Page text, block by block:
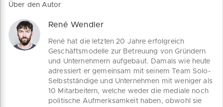
Über den Autor
René Wendler
René hat die letzten 20 Jahre erfolgreich
Geschäftsmodelle zur Betreuung von Gründern
und Unternehmern aufgebaut. Damals wie heute
adressiert er gemeinsam mit seinem Team Solo-
Selbstständige und Unternehmen mit weniger als
10 Mitarbeitern, welche weder die mediale noch
politische Aufmerksamkeit haben, obwohl sie